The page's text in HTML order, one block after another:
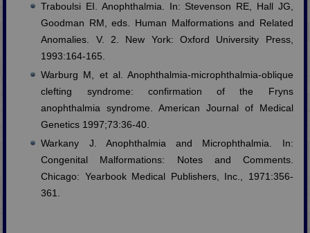
Traboulsi EI. Anophthalmia. In: Stevenson RE, Hall JG,
Goodman RM, eds. Human Malformations and Related
Anomalies. V. 2. New York: Oxford University Press,
1993:164-165.
Warburg M, et al. Anophthalmia-microphthalmia-oblique
clefting syndrome: confirmation of the Fryns
anophthalmia syndrome. American Journal of Medical
Genetics 1997;73:36-40.
Warkany J. Anophthalmia and Microphthalmia. In:
Congenital Malformations: Notes and Comments.
Chicago: Yearbook Medical Publishers, Inc., 1971:356-
361.